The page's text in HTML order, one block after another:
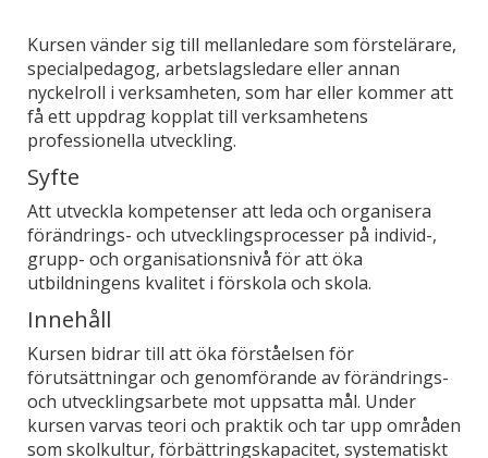
Kursen vänder sig till mellanledare som förstelärare,
specialpedagog, arbetslagsledare eller annan
nyckelroll i verksamheten, som har eller kommer att
få ett uppdrag kopplat till verksamhetens
professionella utveckling.
Syfte
Att utveckla kompetenser att leda och organisera
förändrings- och utvecklingsprocesser på individ-,
grupp- och organisationsnivå för att öka
utbildningens kvalitet i förskola och skola.
Innehåll
Kursen bidrar till att öka förståelsen för
förutsättningar och genomförande av förändrings-
och utvecklingsarbete mot uppsatta mål. Under
kursen varvas teori och praktik och tar upp områden
som skolkultur, förbättringskapacitet, systematiskt